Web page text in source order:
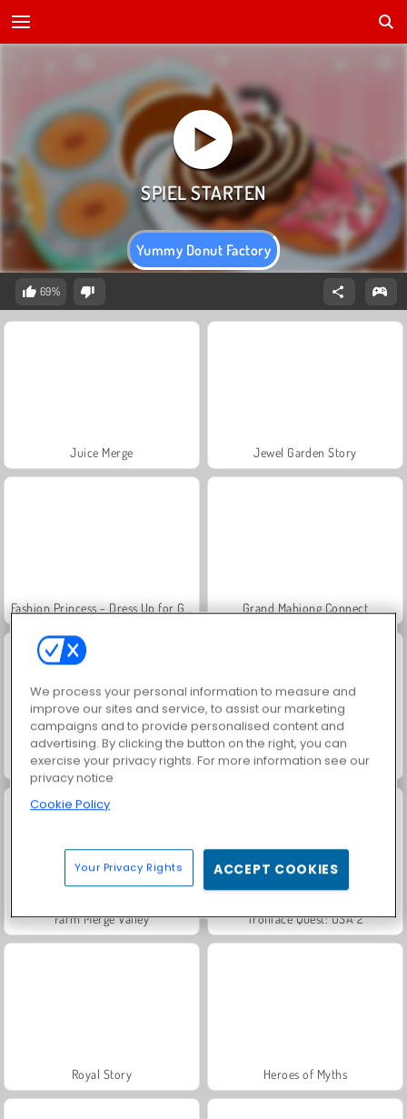
Yummy Donut Factory
69%
Juice Merge Jewel Garden Story
Fashion Princess - Dress Up for Girls Grand Mahjong Connect
Masha and the Bear: Meadows Scala 40
Farm Merge Valley Trollface Quest: USA 2
Royal Story Heroes of Myths
We process your personal information to measure and
improve our sites and service, to assist our marketing
campaigns and to provide personalised content and
advertising. By clicking the button on the right, you can
exercise your privacy rights. For more information see our
privacy notice
Cookie Policy
Your Privacy Rights ACCEPT COOKIES